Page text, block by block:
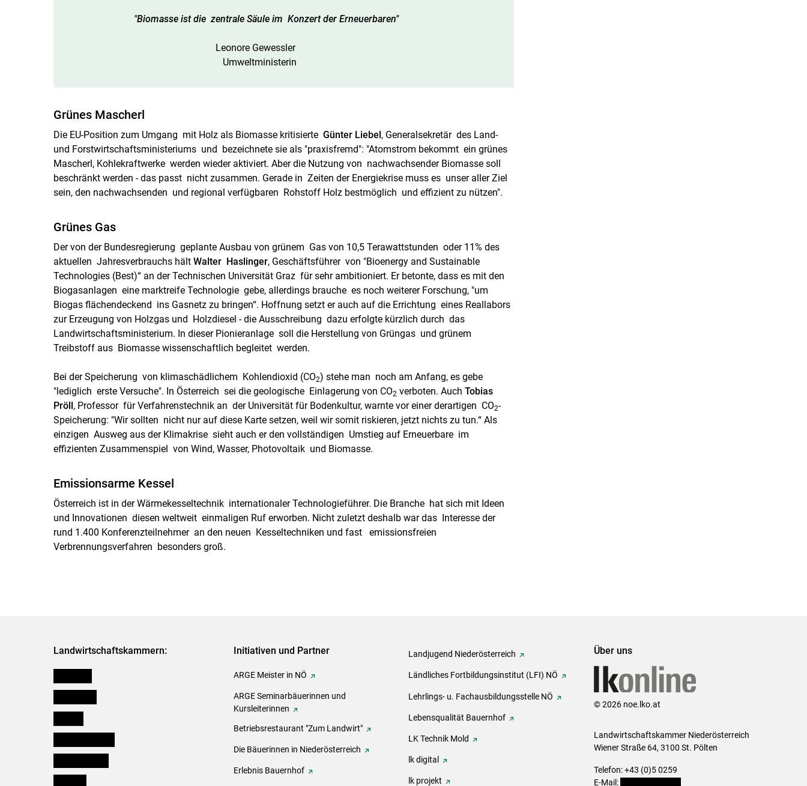
"Biomasse ist die zentrale Säule im Konzert der Erneuerbaren"
Leonore Gewessler
Umweltministerin
Grünes Mascherl
Die EU-Position zum Umgang mit Holz als Biomasse kritisierte Günter Liebel, Generalsekretär des Land-
und Forstwirtschaftsministeriums und bezeichnete sie als "praxisfremd": "Atomstrom bekommt ein grünes
Mascherl, Kohlekraftwerke werden wieder aktiviert. Aber die Nutzung von nachwachsender Biomasse soll
beschränkt werden - das passt nicht zusammen. Gerade in Zeiten der Energiekrise muss es unser aller Ziel
sein, den nachwachsenden und regional verfügbaren Rohstoff Holz bestmöglich und effizient zu nützen".
Grünes Gas
Der von der Bundesregierung geplante Ausbau von grünem Gas von 10,5 Terawattstunden oder 11% des
aktuellen Jahresverbrauchs hält Walter Haslinger, Geschäftsführer von "Bioenergy and Sustainable
Technologies (Best)“ an der Technischen Universität Graz für sehr ambitioniert. Er betonte, dass es mit den
Biogasanlagen eine marktreife Technologie gebe, allerdings brauche es noch weiterer Forschung, "um
Biogas flächendeckend ins Gasnetz zu bringen“. Hoffnung setzt er auch auf die Errichtung eines Reallabors
zur Erzeugung von Holzgas und Holzdiesel - die Ausschreibung dazu erfolgte kürzlich durch das
Landwirtschaftsministerium. In dieser Pionieranlage soll die Herstellung von Grüngas und grünem
Treibstoff aus Biomasse wissenschaftlich begleitet werden.
Bei der Speicherung von klimaschädlichem Kohlendioxid (CO2) stehe man noch am Anfang, es gebe
"lediglich erste Versuche". In Österreich sei die geologische Einlagerung von CO2 verboten. Auch Tobias
Pröll, Professor für Verfahrenstechnik an der Universität für Bodenkultur, warnte vor einer derartigen CO2-
Speicherung: "Wir sollten nicht nur auf diese Karte setzen, weil wir somit riskieren, jetzt nichts zu tun.“ Als
einzigen Ausweg aus der Klimakrise sieht auch er den vollständigen Umstieg auf Erneuerbare im
effizienten Zusammenspiel von Wind, Wasser, Photovoltaik und Biomasse.
Emissionsarme Kessel
Österreich ist in der Wärmekesseltechnik internationaler Technologieführer. Die Branche hat sich mit Ideen
und Innovationen diesen weltweit einmaligen Ruf erworben. Nicht zuletzt deshalb war das Interesse der
rund 1.400 Konferenzteilnehmer an den neuen Kesseltechniken und fast emissionsfreien
Verbrennungsverfahren besonders groß.
Landwirtschaftskammern: Initiativen und Partner
ARGE Meister in NÖ
ARGE Seminarbäuerinnen und
Kursleiterinnen
Betriebsrestaurant "Zum Landwirt"
Die Bäuerinnen in Niederösterreich
Erlebnis Bauernhof
Landjugend Niederösterreich
Ländliches Fortbildungsinstitut (LFI) NÖ
Lehrlings- u. Fachausbildungsstelle NÖ
Lebensqualität Bauernhof
LK Technik Mold
lk digital
lk projekt
Über uns
© 2026 noe.lko.at
Landwirtschaftskammer Niederösterreich
Wiener Straße 64, 3100 St. Pölten
Telefon: +43 (0)5 0259
E-Mail: